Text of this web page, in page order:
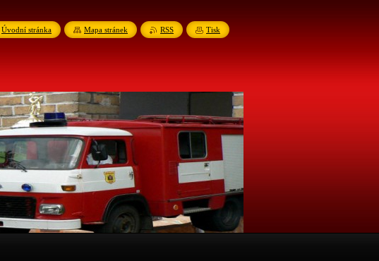
Úvodní stránka Mapa stránek RSS Tisk